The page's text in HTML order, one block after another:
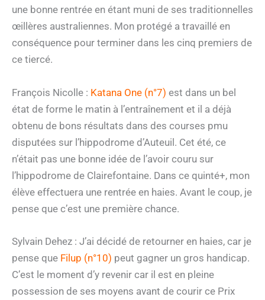
une bonne rentrée en étant muni de ses traditionnelles
œillères australiennes. Mon protégé a travaillé en
conséquence pour terminer dans les cinq premiers de
ce tiercé.
François Nicolle : Katana One (n°7) est dans un bel
état de forme le matin à l’entraînement et il a déjà
obtenu de bons résultats dans des courses pmu
disputées sur l’hippodrome d’Auteuil. Cet été, ce
n’était pas une bonne idée de l’avoir couru sur
l’hippodrome de Clairefontaine. Dans ce quinté+, mon
élève effectuera une rentrée en haies. Avant le coup, je
pense que c’est une première chance.
Sylvain Dehez : J’ai décidé de retourner en haies, car je
pense que Filup (n°10) peut gagner un gros handicap.
C’est le moment d’y revenir car il est en pleine
possession de ses moyens avant de courir ce Prix